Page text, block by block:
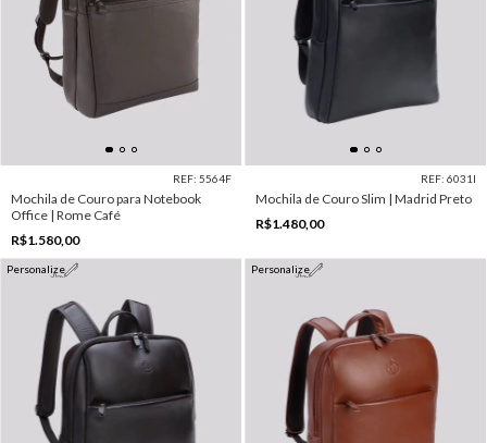
REF: 5564F
Mochila de Couro para Notebook
Office | Rome Café
R$1.580,00
REF: 6031I
Mochila de Couro Slim | Madrid Preto
R$1.480,00
Personalize Personalize